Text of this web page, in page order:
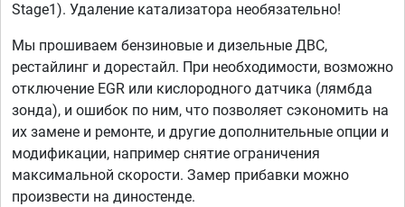
Stage1). Удаление катализатора необязательно!
Мы прошиваем бензиновые и дизельные ДВС,
рестайлинг и дорестайл. При необходимости, возможно
отключение EGR или кислородного датчика (лямбда
зонда), и ошибок по ним, что позволяет сэкономить на
их замене и ремонте, и другие дополнительные опции и
модификации, например снятие ограничения
максимальной скорости. Замер прибавки можно
произвести на диностенде.